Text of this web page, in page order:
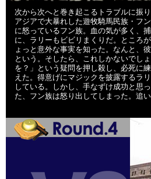
次から次へと巻き起こるトラブルに振
アジアで大暴れした遊牧騎馬民族・フ
に怒っているフン族。血の気が多く、
に、ラリーもビビリまくりだ。ところ
ょっと意外な事実を知った。なんと、
という。そしたら、これしかないで
を？」という疑問を押し殺し、必死に
えた。得意げにマジックを披露するラ
している。しかし、手なずけ成功と思
た、フン族は怒り出してしまった。追